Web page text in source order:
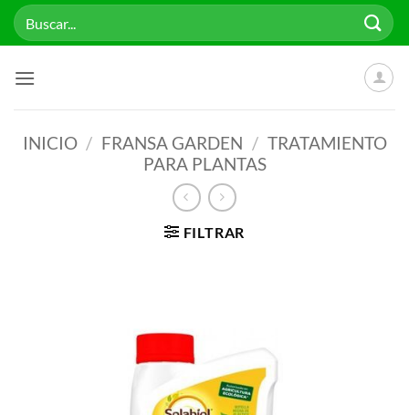
Saltar
Buscar
por:
INICIO / FRANSA GARDEN / TRATAMIENTO
PARA PLANTAS
FILTRAR